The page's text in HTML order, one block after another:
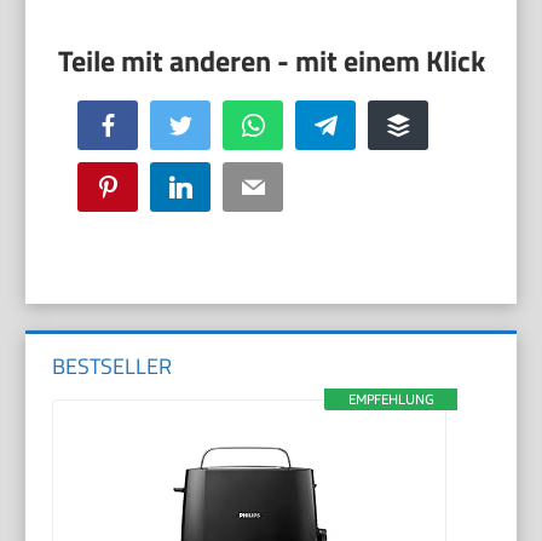
Facebook Twitter WhatsApp Telegram Buffer
Pinterest LinkedIn Email
BESTSELLER
EMPFEHLUNG